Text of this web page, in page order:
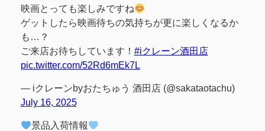
映画とっても楽しみですね
ゲットしたら映画待ちの気持ちが更に楽しくなるか
も…？
ご来店お待ちしています！ #iクレーン酒田店
pic.twitter.com/52Rd6mEk7L
— iクレーンbyおたちゅう 酒田店 (@sakataotachu)
July 16, 2025
景品入荷情報